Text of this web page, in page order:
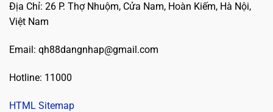
Địa Chỉ: 26 P. Thợ Nhuộm, Cửa Nam, Hoàn Kiếm, Hà Nội,
Việt Nam
Email: qh88dangnhap@gmail.com
Hotline: 11000
HTML Sitemap